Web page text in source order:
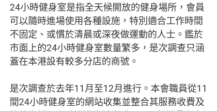
24小時健身室是指全天候開放的健身場所，會員
可以隨時進場使用各種設施，特別適合工作時間
不固定、或慣於清晨或深夜做運動的人士。鑑於
市面上的24小時健身室數量繁多，是次調查只涵
蓋在本港設有較多分店的商號。
是次調查於去年11月至12月進行。本會職員從11
間24小時健身室的網站收集並整合其服務收費及